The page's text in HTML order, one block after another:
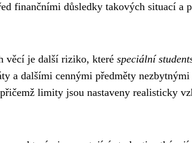
finančními důsledky takových situací a
věcí je další riziko, které speciální
a dalšími cennými předměty
limity jsou nastaveny realisticky